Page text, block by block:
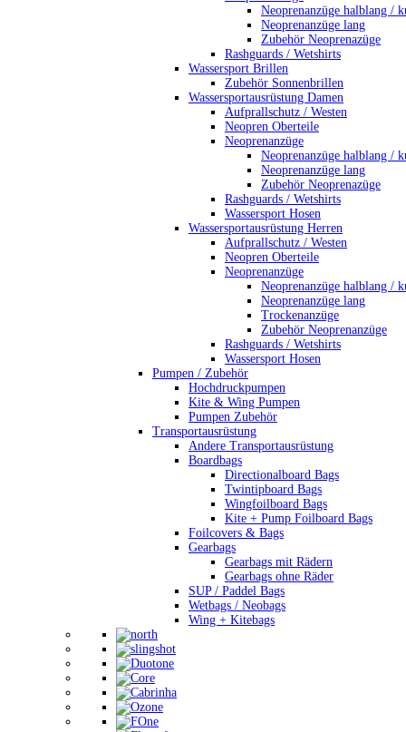
Neoprenanzüge halblang /
Neoprenanzüge lang
Zubehör Neoprenazüge
Rashguards / Wetshirts
Wassersport Brillen
Zubehör Sonnenbrillen
Wassersportausrüstung Damen
Aufprallschutz / Westen
Neopren Oberteile
Neoprenanzüge
Neoprenanzüge halblang /
Neoprenanzüge lang
Zubehör Neoprenazüge
Rashguards / Wetshirts
Wassersport Hosen
Wassersportausrüstung Herren
Aufprallschutz / Westen
Neopren Oberteile
Neoprenanzüge
Neoprenanzüge halblang /
Neoprenanzüge lang
Trockenanzüge
Zubehör Neoprenanzüge
Rashguards / Wetshirts
Wassersport Hosen
Pumpen / Zubehör
Hochdruckpumpen
Kite & Wing Pumpen
Pumpen Zubehör
Transportausrüstung
Andere Transportausrüstung
Boardbags
Directionalboard Bags
Twintipboard Bags
Wingfoilboard Bags
Kite + Pump Foilboard Bags
Foilcovers & Bags
Gearbags
Gearbags mit Rädern
Gearbags ohne Räder
SUP / Paddel Bags
Wetbags / Neobags
Wing + Kitebags